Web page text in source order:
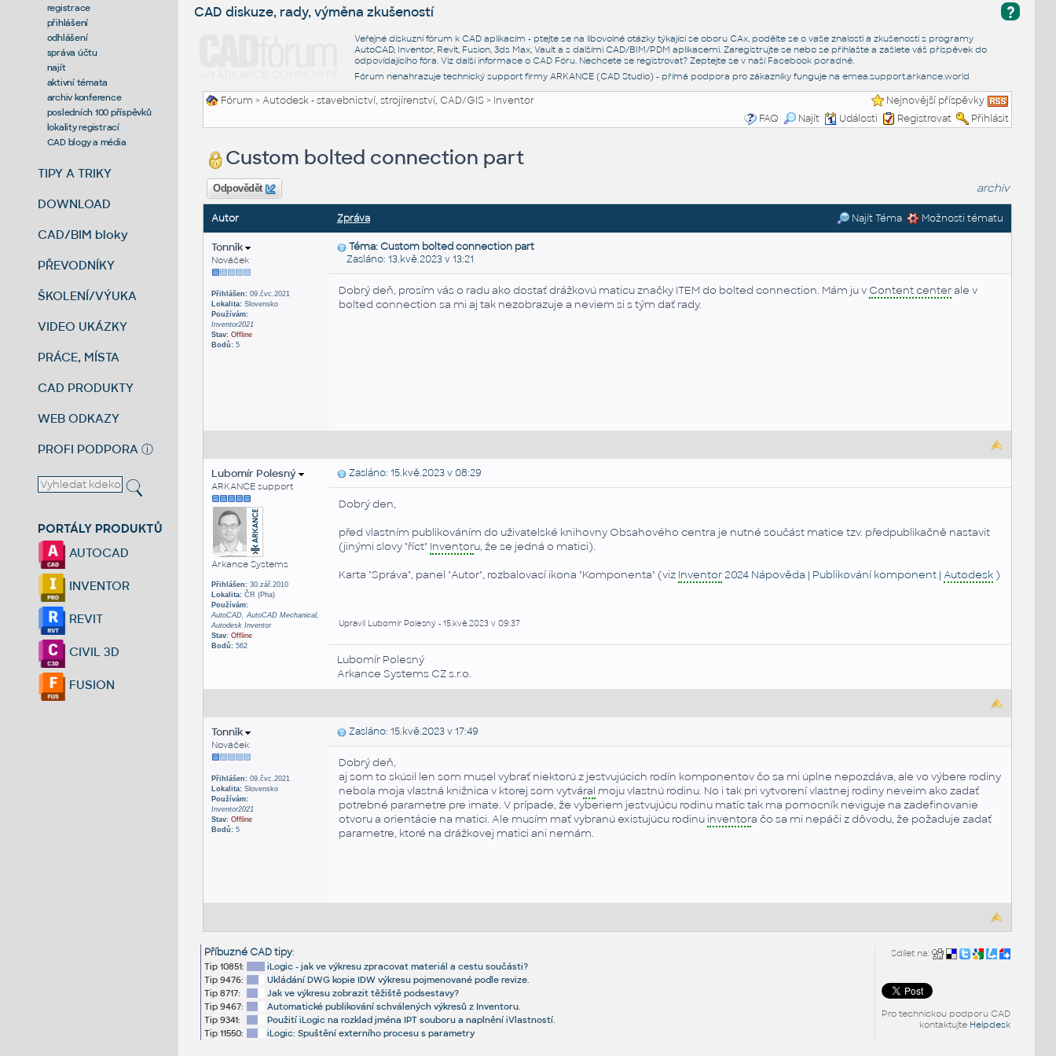
registrace
přihlášení
odhlášení
správa účtu
najít
aktivní témata
archiv konference
posledních 100 příspěvků
lokality registrací
CAD blogy a média
TIPY A TRIKY
DOWNLOAD
CAD/BIM bloky
PŘEVODNÍKY
ŠKOLENÍ/VÝUKA
VIDEO UKÁZKY
PRÁCE, MÍSTA
CAD PRODUKTY
WEB ODKAZY
PROFI PODPORA ⓘ
PORTÁLY PRODUKTŮ
AUTOCAD
INVENTOR
REVIT
CIVIL 3D
FUSION
?
CAD diskuze, rady, výměna zkušeností
Veřejné diskuzní fórum k CAD aplikacím - ptejte se na libovolné otázky týkající se oboru CAx, podělte se o vaše znalosti a zkušenosti s programy
AutoCAD, Inventor, Revit, Fusion, 3ds Max, Vault a s dalšími CAD/BIM/PDM aplikacemi. Zaregistrujte se nebo se přihlašte a zašlete váš příspěvek do
odpovídajícího fóra. Viz další informace o CAD Fóru. Nechcete se registrovat? Zeptejte se v naší Facebook poradně.
Fórum nenahrazuje technický support firmy ARKANCE (CAD Studio) - přímá podpora pro zákazníky funguje na emea.support.arkance.world
Fórum >Autodesk - stavebnictví, strojírenství, CAD/GIS> Inventor
Nejnovější příspěvky
FAQ
Najít Události Registrovat Přihlásit
Custom bolted connection part
Odpovědět archiv
Autor Zpráva Najít Téma Možnosti tématu
Tonnik
Nováček
Přihlášen:09.čvc.2021
Lokalita:Slovensko
Používám:
Inventor2021
Stav: Offline
Bodů:5
Téma: Custom bolted connection part
Zasláno: 13.kvě.2023 v 13:21
Dobrý deň, prosím vás o radu ako dostať drážkovú maticu značky ITEM do bolted connection. Mám ju v Content centerale v
bolted connection sa mi aj tak nezobrazuje a neviem si s tým dať rady.
Lubomír Polesný
ARKANCE support
Arkance Systems
Přihlášen:30.zář.2010
Lokalita:ČR (Pha)
Používám:
AutoCAD, AutoCAD Mechanical,
Autodesk Inventor
Stav: Offline
Bodů:562
Zasláno: 15.kvě.2023 v 08:29
Dobrý den,
před vlastním publikováním do uživatelské knihovny Obsahového centra je nutné součást matice tzv. předpublikačně nastavit
(jinými slovy "říct" Inventoru, že se jedná o matici).
Karta "Správa", panel "Autor", rozbalovací ikona "Komponenta" (viz Inventor2024 Nápověda | Publikování komponent | Autodesk)
Upravil Lubomír Polesný - 15.kvě.2023 v 09:37
Lubomír Polesný
Arkance Systems CZ s.r.o.
Tonnik
Nováček
Přihlášen:09.čvc.2021
Lokalita:Slovensko
Používám:
Inventor2021
Stav: Offline
Bodů:5
Zasláno: 15.kvě.2023 v 17:49
Dobrý deň,
aj som to skúsil len som musel vybrať niektorú z jestvujúcich rodín komponentov čo sa mi úplne nepozdáva, ale vo výbere rodiny
nebola moja vlastná knižnica v ktorej som vytváral moju vlastnú rodinu. No i tak pri vytvorení vlastnej rodiny neveim ako zadať
potrebné parametre pre imate. V prípade, že vyberiem jestvujúcu rodinu matíc tak ma pomocník neviguje na zadefinovanie
otvoru a orientácie na matici. Ale musím mať vybranú existujúcu rodinu inventora čo sa mi nepáči z dôvodu, že požaduje zadať
parametre, ktoré na drážkovej matici ani nemám.
Sdílet na:
Pro technickou podporu CAD
kontaktujte Helpdesk
Příbuzné CAD tipy:
Tip 10851:
iLogic - jak ve výkresu zpracovat materiál a cestu součásti?
Tip 9476:
Ukládání DWG kopie IDW výkresu pojmenované podle revize.
Tip 8717:
Jak ve výkresu zobrazit těžiště podsestavy?
Tip 9467:
Automatické publikování schválených výkresů z Inventoru.
Tip 9341:
Použití iLogic na rozklad jména IPT souboru a naplnění iVlastností.
Tip 11550:
iLogic: Spuštění externího procesu s parametry